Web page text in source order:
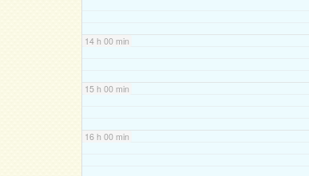
14 h 00 min
15 h 00 min
16 h 00 min